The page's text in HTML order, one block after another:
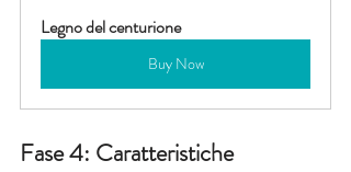
Legno del centurione
Buy Now
Fase 4: Caratteristiche